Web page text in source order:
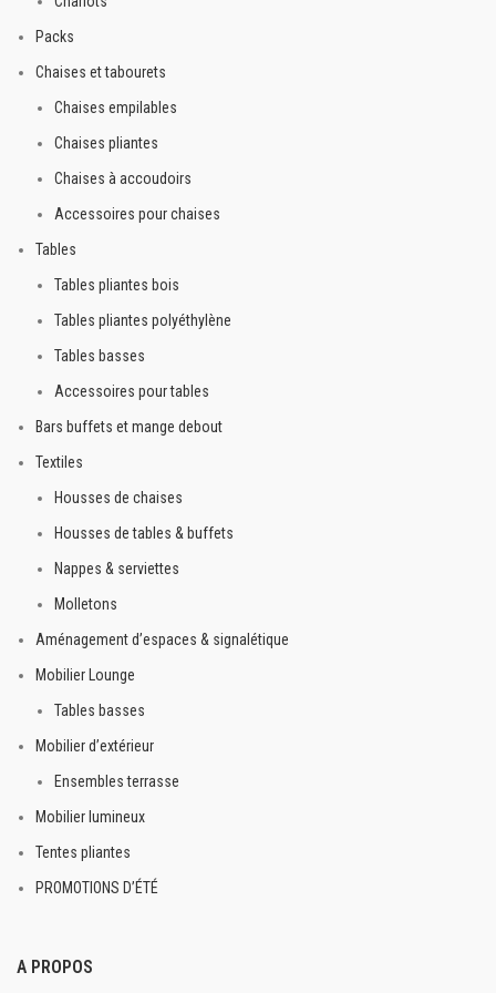
Packs
Chaises et tabourets
Chaises empilables
Chaises pliantes
Chaises à accoudoirs
Accessoires pour chaises
Tables
Tables pliantes bois
Tables pliantes polyéthylène
Tables basses
Accessoires pour tables
Bars buffets et mange debout
Textiles
Housses de chaises
Housses de tables & buffets
Nappes & serviettes
Molletons
Aménagement d’espaces & signalétique
Mobilier Lounge
Tables basses
Mobilier d’extérieur
Ensembles terrasse
Mobilier lumineux
Tentes pliantes
PROMOTIONS D’ÉTÉ
A PROPOS